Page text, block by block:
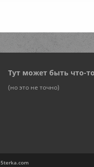
Тут может быть что-
(но это не точно)
5terka.com